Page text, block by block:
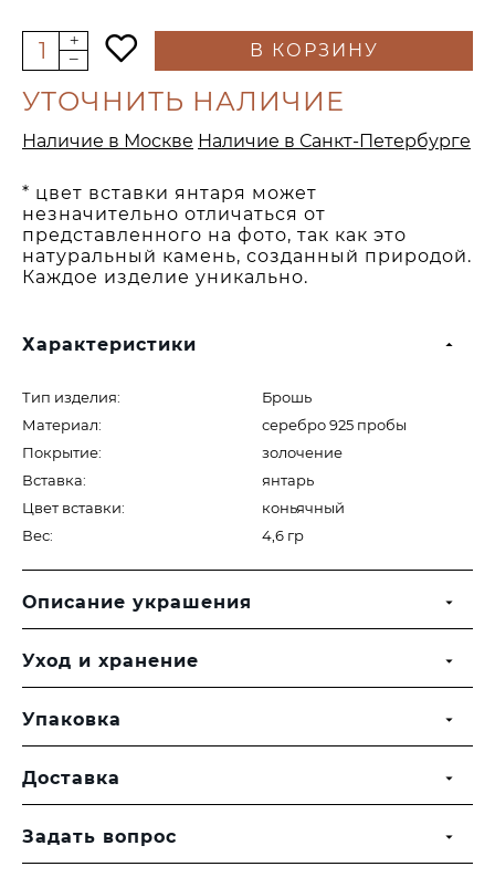
В КОРЗИНУ
* цвет вставки янтаря может
незначительно отличаться от
представленного на фото, так как это
натуральный камень, созданный природой.
Каждое изделие уникально.
Характеристики
Тип изделия:
Брошь
Материал:
серебро 925 пробы
Покрытие:
золочение
Вставка:
янтарь
Цвет вставки:
коньячный
Вес:
4,6 гр
Описание украшения
Уход и хранение
Упаковка
Доставка
Задать вопрос
УТОЧНИТЬ НАЛИЧИЕ
Наличие в Москве Наличие в Санкт-Петербурге